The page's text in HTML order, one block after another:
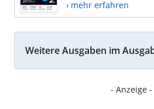
› mehr erfahren
Weitere Ausgaben im
- Anzeige -